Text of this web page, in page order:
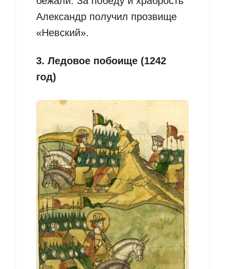
Александр получил прозвище
«Невский».
3. Ледовое побоище (1242
год)